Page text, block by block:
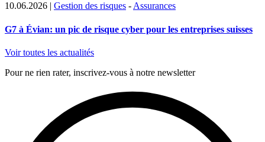
10.06.2026 | Gestion des risques - Assurances
G7 à Évian: un pic de risque cyber pour les entreprises suisses
Voir toutes les actualités
Pour ne rien rater, inscrivez-vous à notre newsletter